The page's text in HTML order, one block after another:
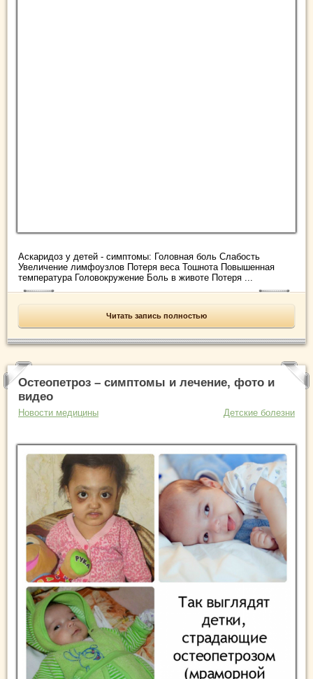
Аскаридоз у детей - симптомы: Головная боль Слабость
Увеличение лимфоузлов Потеря веса Тошнота Повышенная
температура Головокружение Боль в животе Потеря ...
Читать запись полностью
Остеопетроз – симптомы и лечение, фото и
видео
Новости медицины Детские болезни